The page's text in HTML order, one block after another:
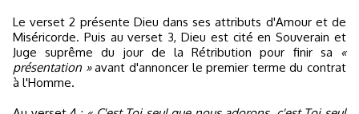
Le verset 2 présente Dieu dans ses attributs d'Amour et de
Miséricorde. Puis au verset 3, Dieu est cité en Souverain et
Juge suprême du jour de la Rétribution pour finir sa
«
présentation »avant d'annoncer le premier terme du contrat
à l'Homme.